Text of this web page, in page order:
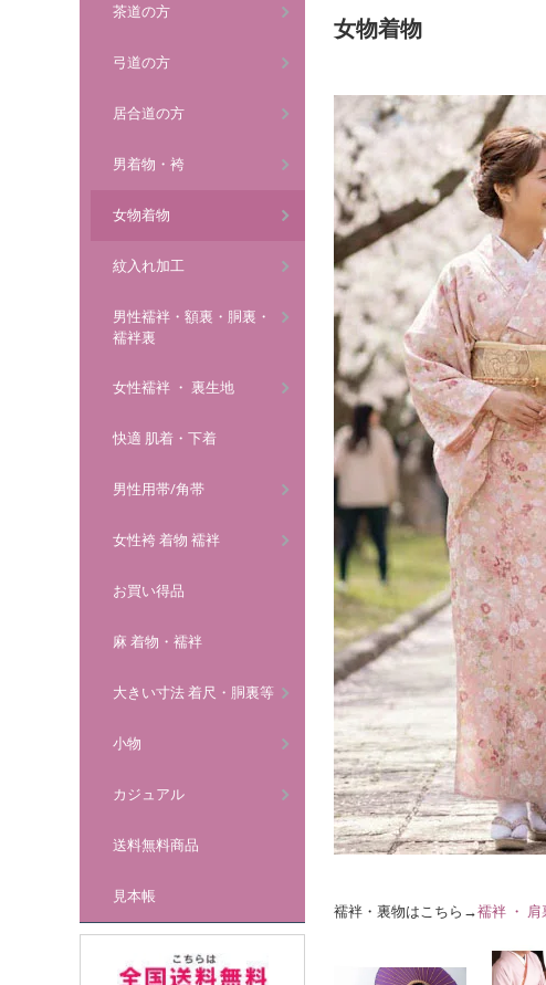
茶道の方
弓道の方
居合道の方
男着物・袴
女物着物
紋入れ加工
男性襦袢・額裏・胴裏・
襦袢裏
女性襦袢 ・ 裏生地
快適 肌着・下着
男性用帯/角帯
女性袴 着物 襦袢
お買い得品
麻 着物・襦袢
大きい寸法 着尺・胴裏等
小物
カジュアル
送料無料商品
見本帳
女物着物
襦袢・裏物はこちら→襦袢 ・ 肩